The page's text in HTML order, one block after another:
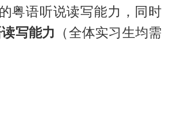
粤语听说读写能力，同时
写能力 （全体实习生均需